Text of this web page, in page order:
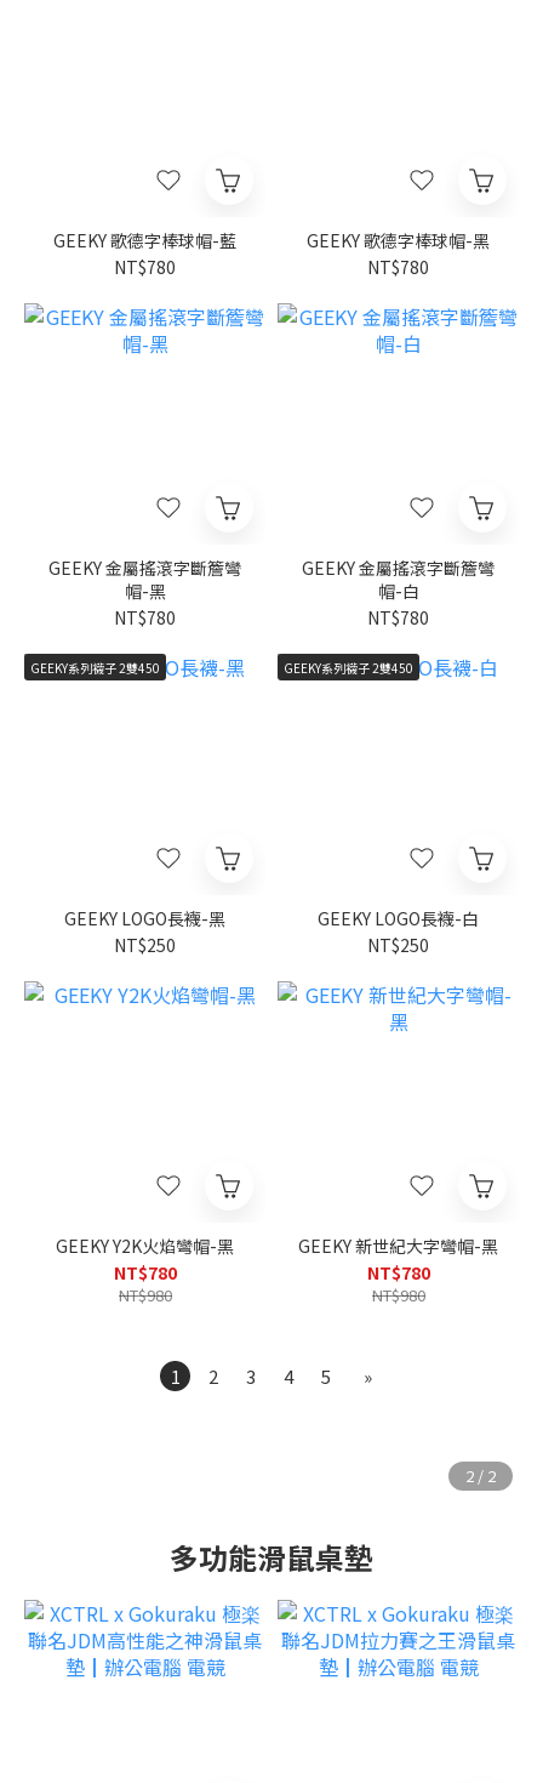
GEEKY 歌德字棒球帽-藍
NT$780
GEEKY 歌德字棒球帽-黑
NT$780
GEEKY 金屬搖滾字斷簷彎
帽-黑
NT$780
GEEKY 金屬搖滾字斷簷彎
帽-白
NT$780
GEEKY系列襪子 2雙450
GEEKY LOGO長襪-黑
NT$250
GEEKY系列襪子 2雙450
GEEKY LOGO長襪-白
NT$250
GEEKY Y2K火焰彎帽-黑
NT$780
NT$980
GEEKY 新世紀大字彎帽-黑
NT$780
NT$980
1 2 3 4 5 »
多功能滑鼠桌墊